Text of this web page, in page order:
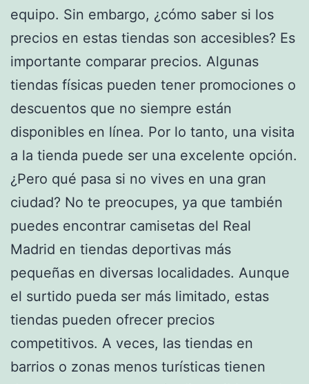
equipo. Sin embargo, ¿cómo saber si los
precios en estas tiendas son accesibles? Es
importante comparar precios. Algunas
tiendas físicas pueden tener promociones o
descuentos que no siempre están
disponibles en línea. Por lo tanto, una visita
a la tienda puede ser una excelente opción.
¿Pero qué pasa si no vives en una gran
ciudad? No te preocupes, ya que también
puedes encontrar camisetas del Real
Madrid en tiendas deportivas más
pequeñas en diversas localidades. Aunque
el surtido pueda ser más limitado, estas
tiendas pueden ofrecer precios
competitivos. A veces, las tiendas en
barrios o zonas menos turísticas tienen